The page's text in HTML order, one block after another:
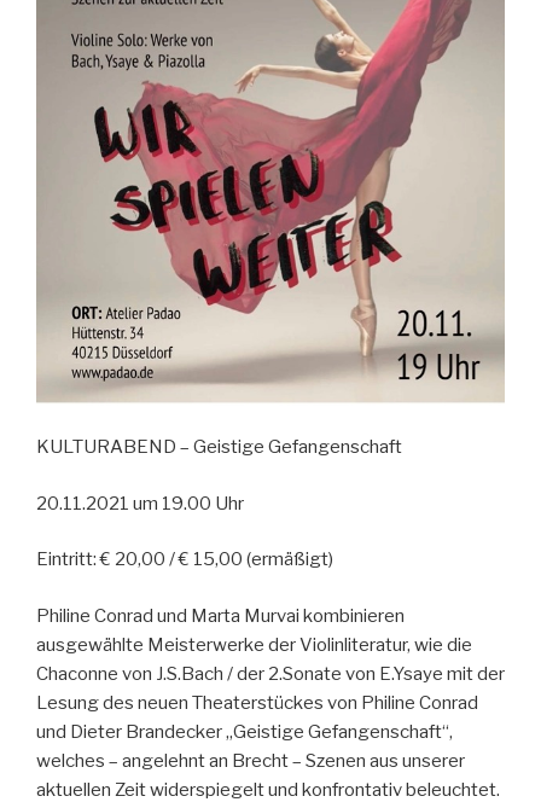
KULTURABEND – Geistige Gefangenschaft
20.11.2021 um 19.00 Uhr
Eintritt: € 20,00 / € 15,00 (ermäßigt)
Philine Conrad und Marta Murvai kombinieren
ausgewählte Meisterwerke der Violinliteratur, wie die
Chaconne von J.S.Bach / der 2.Sonate von E.Ysaye mit der
Lesung des neuen Theaterstückes von Philine Conrad
und Dieter Brandecker „Geistige Gefangenschaft“,
welches – angelehnt an Brecht – Szenen aus unserer
aktuellen Zeit widerspiegelt und konfrontativ beleuchtet.